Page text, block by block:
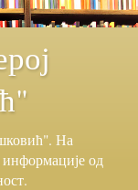
На
информације ‎од